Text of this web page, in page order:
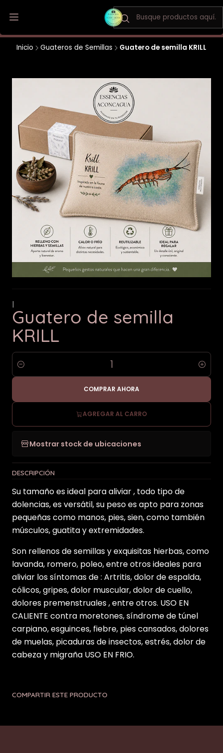
Envio a todo Chile / Los Andes y San Felipe envio gratis
Inicio Guateros de Semillas Guatero de semilla KRILL
|
Guatero de semilla
KRILL
Cantidad
AGREGAR AL CARRO
COMPRAR AHORA
Mostrar stock de ubicaciones
DESCRIPCIÓN
Su tamaño es ideal para aliviar , todo tipo de
dolencias, es versátil, su peso es apto para zonas
pequeñas como manos, pies, sien, como también
músculos, guatita y extremidades.
Son rellenos de semillas y exquisitas hierbas, como
lavanda, romero, poleo, entre otros ideales para
aliviar los síntomas de : Artritis, dolor de espalda,
cólicos, gripes, dolor muscular, dolor de cuello,
dolores premenstruales , entre otros. USO EN
CALIENTE contra moretones, síndrome de túnel
carpiano, esguinces, fiebre, pies cansados, dolores
de muelas, picaduras de insectos, estrés, dolor de
cabeza y migraña USO EN FRIO.
COMPARTIR ESTE PRODUCTO